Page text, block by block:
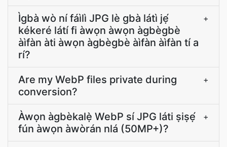
Ìgbà wò ní fáìlì JPG lè gbà látì jẹ́
kékeré látí fi àwọn àwọn àgbègbè
àìfàn àti àwọn àgbègbè àìfàn àìfàn tí a
rí?
+
Are my WebP files private during
conversion?
+
Àwọn àgbèkalẹ̀ WebP sí JPG láti ṣiṣẹ́
fún àwọn àwòrán nlá (50MP+)?
+